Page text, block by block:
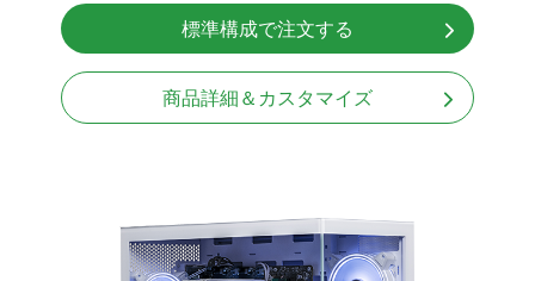
Windows11 Home 64bit
標準構成で注文する
商品詳細＆カスタマイズ